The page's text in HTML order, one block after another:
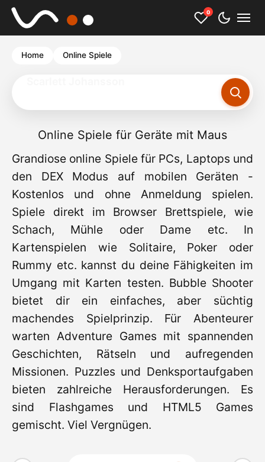
0
Home Online Spiele
Online Spiele für Geräte mit Maus
Grandiose online Spiele für PCs, Laptops und
den DEX Modus auf mobilen Geräten -
Kostenlos und ohne Anmeldung spielen.
Spiele direkt im Browser Brettspiele, wie
Schach, Mühle oder Dame etc. In
Kartenspielen wie Solitaire, Poker oder
Rummy etc. kannst du deine Fähigkeiten im
Umgang mit Karten testen. Bubble Shooter
bietet dir ein einfaches, aber süchtig
machendes Spielprinzip. Für Abenteurer
warten Adventure Games mit spannenden
Geschichten, Rätseln und aufregenden
Missionen. Puzzles und Denksportaufgaben
bieten zahlreiche Herausforderungen. Es
sind Flashgames und HTML5 Games
gemischt. Viel Vergnügen.